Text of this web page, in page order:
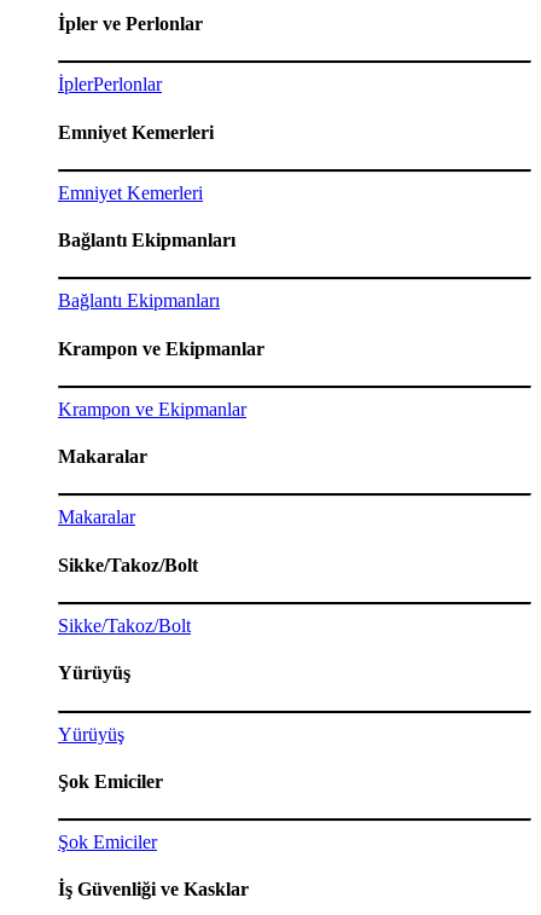
İpler ve Perlonlar
İplerPerlonlar
Emniyet Kemerleri
Emniyet Kemerleri
Bağlantı Ekipmanları
Bağlantı Ekipmanları
Krampon ve Ekipmanlar
Krampon ve Ekipmanlar
Makaralar
Makaralar
Sikke/Takoz/Bolt
Sikke/Takoz/Bolt
Yürüyüş
Yürüyüş
Şok Emiciler
Şok Emiciler
İş Güvenliği ve Kasklar